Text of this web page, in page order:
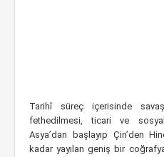
Tarihî süreç içerisinde
fethedilmesi, ticari ve
Asya’dan başlayıp Çin’den
kadar yayılan geniş bir